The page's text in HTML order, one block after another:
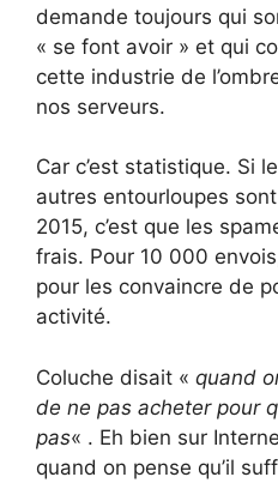
demande toujours qui
« se font avoir » et qui
cette industrie de
nos serveurs.
Car c’est statistique. Si
autres entourloupes
2015, c’est que les
frais. Pour 10 000
pour les convaincre de
activité.
Coluche disait « quand
de ne pas acheter pour
pas« . Eh bien sur
quand on pense qu’il